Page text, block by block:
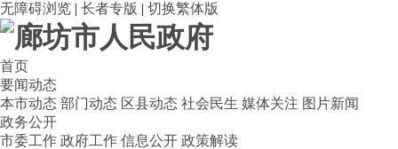
无障碍浏览 | 长者专版 | 切换繁体版
首页
要闻动态
本市动态 部门动态 区县动态 社会民生 媒体关注 图片新闻
政务公开
市委工作 政府工作 信息公开 政策解读